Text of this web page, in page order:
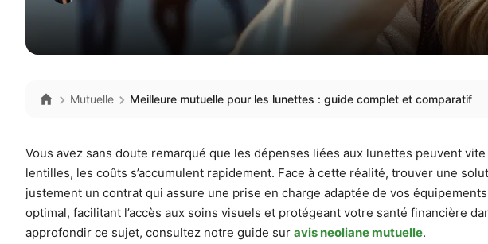
Mutuelle Meilleure mutuelle pour les lunettes : guide complet et comparatif
Vous avez sans doute remarqué que les dépenses liées aux lunettes peuvent
lentilles, les coûts s’accumulent rapidement. Face à cette réalité, trouver une
justement un contrat qui assure une prise en charge adaptée de vos
optimal, facilitant l’accès aux soins visuels et protégeant votre santé financière
approfondir ce sujet, consultez notre guide sur avis neoliane mutuelle.